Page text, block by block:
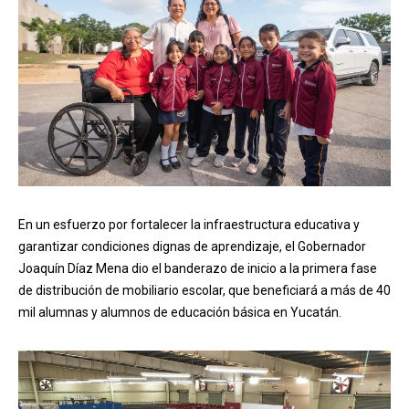
En un esfuerzo por fortalecer la infraestructura educativa y
garantizar condiciones dignas de aprendizaje, el Gobernador
Joaquín Díaz Mena dio el banderazo de inicio a la primera fase
de distribución de mobiliario escolar, que beneficiará a más de 40
mil alumnas y alumnos de educación básica en Yucatán.